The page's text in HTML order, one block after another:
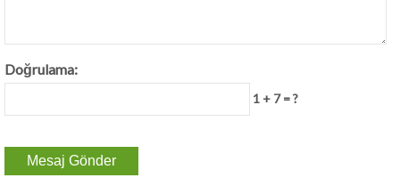
Doğrulama:
1 + 7 = ?